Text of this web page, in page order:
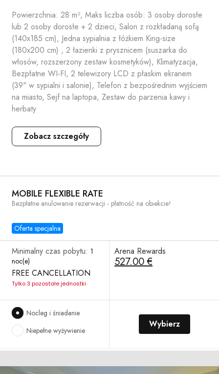
Powierzchnia: 28 m², Maks liczba osób: 3 osoby dorosłe
lub 2 osoby dorosłe + 2 dzieci, Salon z rozkładaną sofą
(140x185 cm), Jedna sypialnia z łóżkiem King-size
(180x200 cm) , 2 łazienki z prysznicem (suszarka do
włosów, rozszerzony zestaw kosmetyków), Klimatyzacja,
Bezpłatne WI-FI, 2 telewizory LCD z płaskim ekranem
(39" w sypialni i salonie), Telefon z bezpośrednim wyjściem
na miasto, Sejf na laptopa, Zestaw do parzenia kawy i
herbaty
Zobacz szczegóły
MOBILE FLEXIBLE RATE
Oferta specjalna
Bezpłatne anulowanie rezerwacji - płatność na obiekcie!
Minimalny czas pobytu: 1
noc(e)
FREE CANCELLATION
Tylko 3 pozostałe jednostki
Arena Rewards
527.00 €
Nocleg i śniadanie
Niepełne wyżywienie
Wybierz